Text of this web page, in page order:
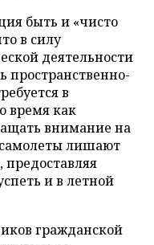
быть и «чисто
в силу
деятельности
пространственно-
в
время как
внимание на
лишают
и в летной
гражданской